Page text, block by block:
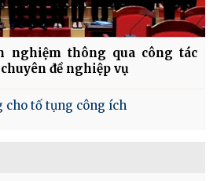
thông qua công tác
đề nghiệp vụ
cho tố tụng công ích